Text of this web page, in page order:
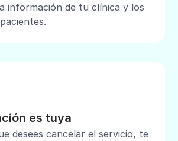
información de tu clínica y los
es tuya
desees cancelar el servicio, te